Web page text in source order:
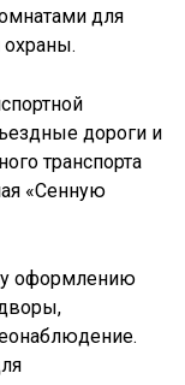
для
охраны.
дороги и
транспорта
«Сенную
оформлению